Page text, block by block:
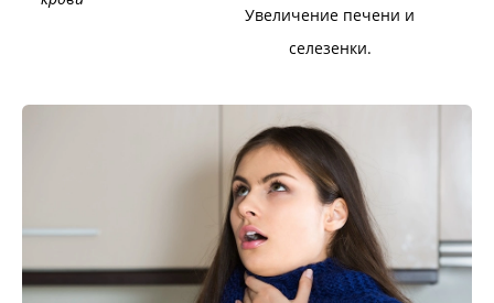
Увеличение печени и
селезенки.